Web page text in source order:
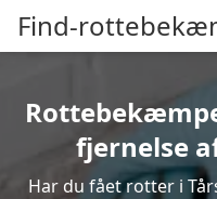
Find-
fjernelse
Har du fået rotter i